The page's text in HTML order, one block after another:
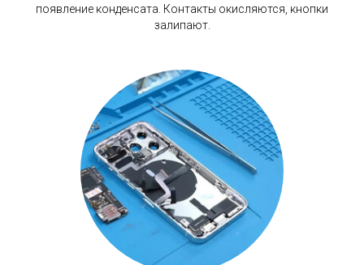
появление конденсата. Контакты окисляются, кнопки
залипают.